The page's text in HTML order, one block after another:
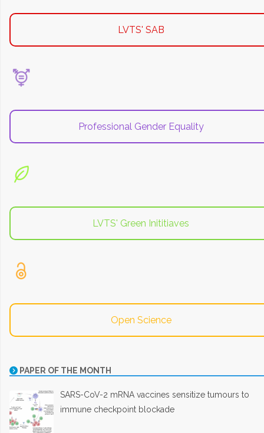
LVTS' SAB
Professional Gender Equality
LVTS' Green Inititiaves
Open Science
PAPER OF THE MONTH
SARS-CoV-2 mRNA vaccines sensitize tumours to
immune checkpoint blockade